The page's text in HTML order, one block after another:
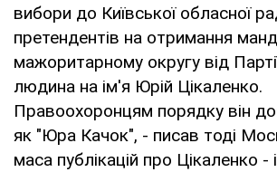
вибори до Київської обласної
претендентів на отримання
мажоритарному округу від
людина на ім'я Юрій Цікаленко.
Правоохоронцям порядку він
як "Юра Качок", - писав тоді
маса публікацій про Цікаленко -